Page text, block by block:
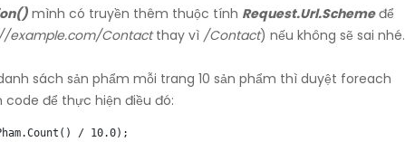
mình có truyền thêm thuộc tính Request.Url.Schemeđể
example.com/Contactthay vì /Contact) nếu không sẽ sai nhé.
sách sản phẩm mỗi trang 10 sản phẩm thì duyệt foreach
code để thực hiện điều đó:
/ 10.0);